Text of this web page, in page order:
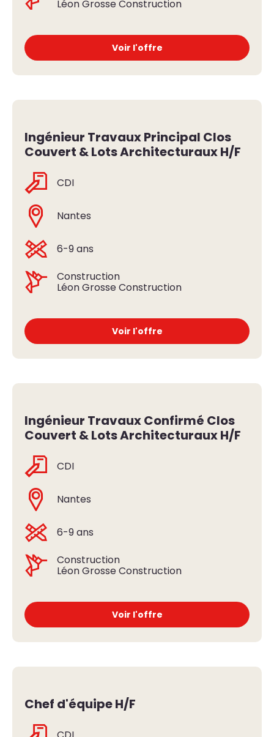
Léon Grosse Construction
Voir l'offre
Ingénieur Travaux Principal Clos
Couvert & Lots Architecturaux H/F
CDI
Nantes
6-9 ans
Construction
Léon Grosse Construction
Voir l'offre
Ingénieur Travaux Confirmé Clos
Couvert & Lots Architecturaux H/F
CDI
Nantes
6-9 ans
Construction
Léon Grosse Construction
Voir l'offre
Chef d'équipe H/F